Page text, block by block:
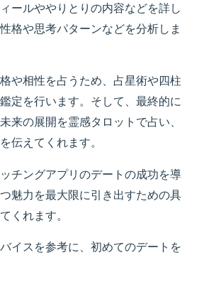
ールややりとりの内容などを詳し
格や思考パターンなどを分析しま
や相性を占うため、占星術や四柱
定を行います。そして、最終的に
来の展開を霊感タロットで占い、
伝えてくれます。
チングアプリのデートの成功を導
魅力を最大限に引き出すための具
くれます。
イスを参考に、初めてのデートを